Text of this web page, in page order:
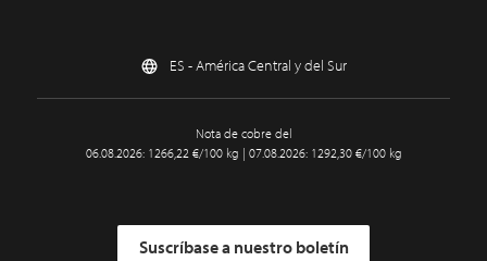
ES - América Central y del Sur
Nota de cobre del
06.08.2026: 1266,22 €/100 kg | 07.08.2026: 1292,30 €/100 kg
Suscríbase a nuestro boletín